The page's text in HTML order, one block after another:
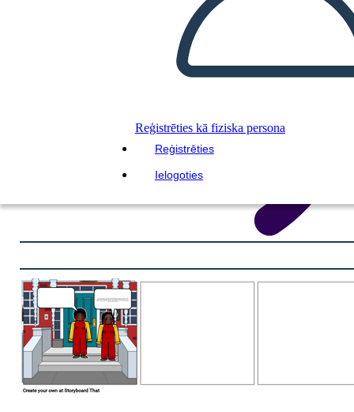
Reģistrēties kā fiziska persona
Reģistrēties
Ielogoties